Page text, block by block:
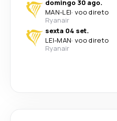
domingo 30 ago.
MAN-LEI· voo direto
Ryanair
sexta 04 set.
LEI-MAN· voo direto
Ryanair